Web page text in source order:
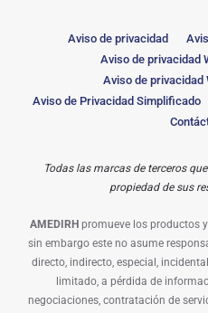
Aviso de privacidad
Aviso de privacidad
Aviso de privacidad
Aviso de Privacidad Simplificado
Todas las marcas de terceros
propiedad de sus
AMEDIRH promueve los productos
sin embargo este no asume
directo, indirecto, especial,
limitado, a pérdida de
negociaciones, contratación de